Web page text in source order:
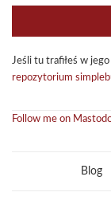
Jeśli tu tra­fi­łeś w
repo­zy­to­rium
Follow me on
Blog